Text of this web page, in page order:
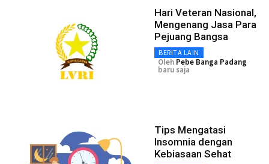
Hari Veteran Nasional,
Mengenang Jasa Para
Pejuang Bangsa
BERITA LAIN
Oleh Pebe Banga Padang
baru saja
Tips Mengatasi
Insomnia dengan
Kebiasaan Sehat